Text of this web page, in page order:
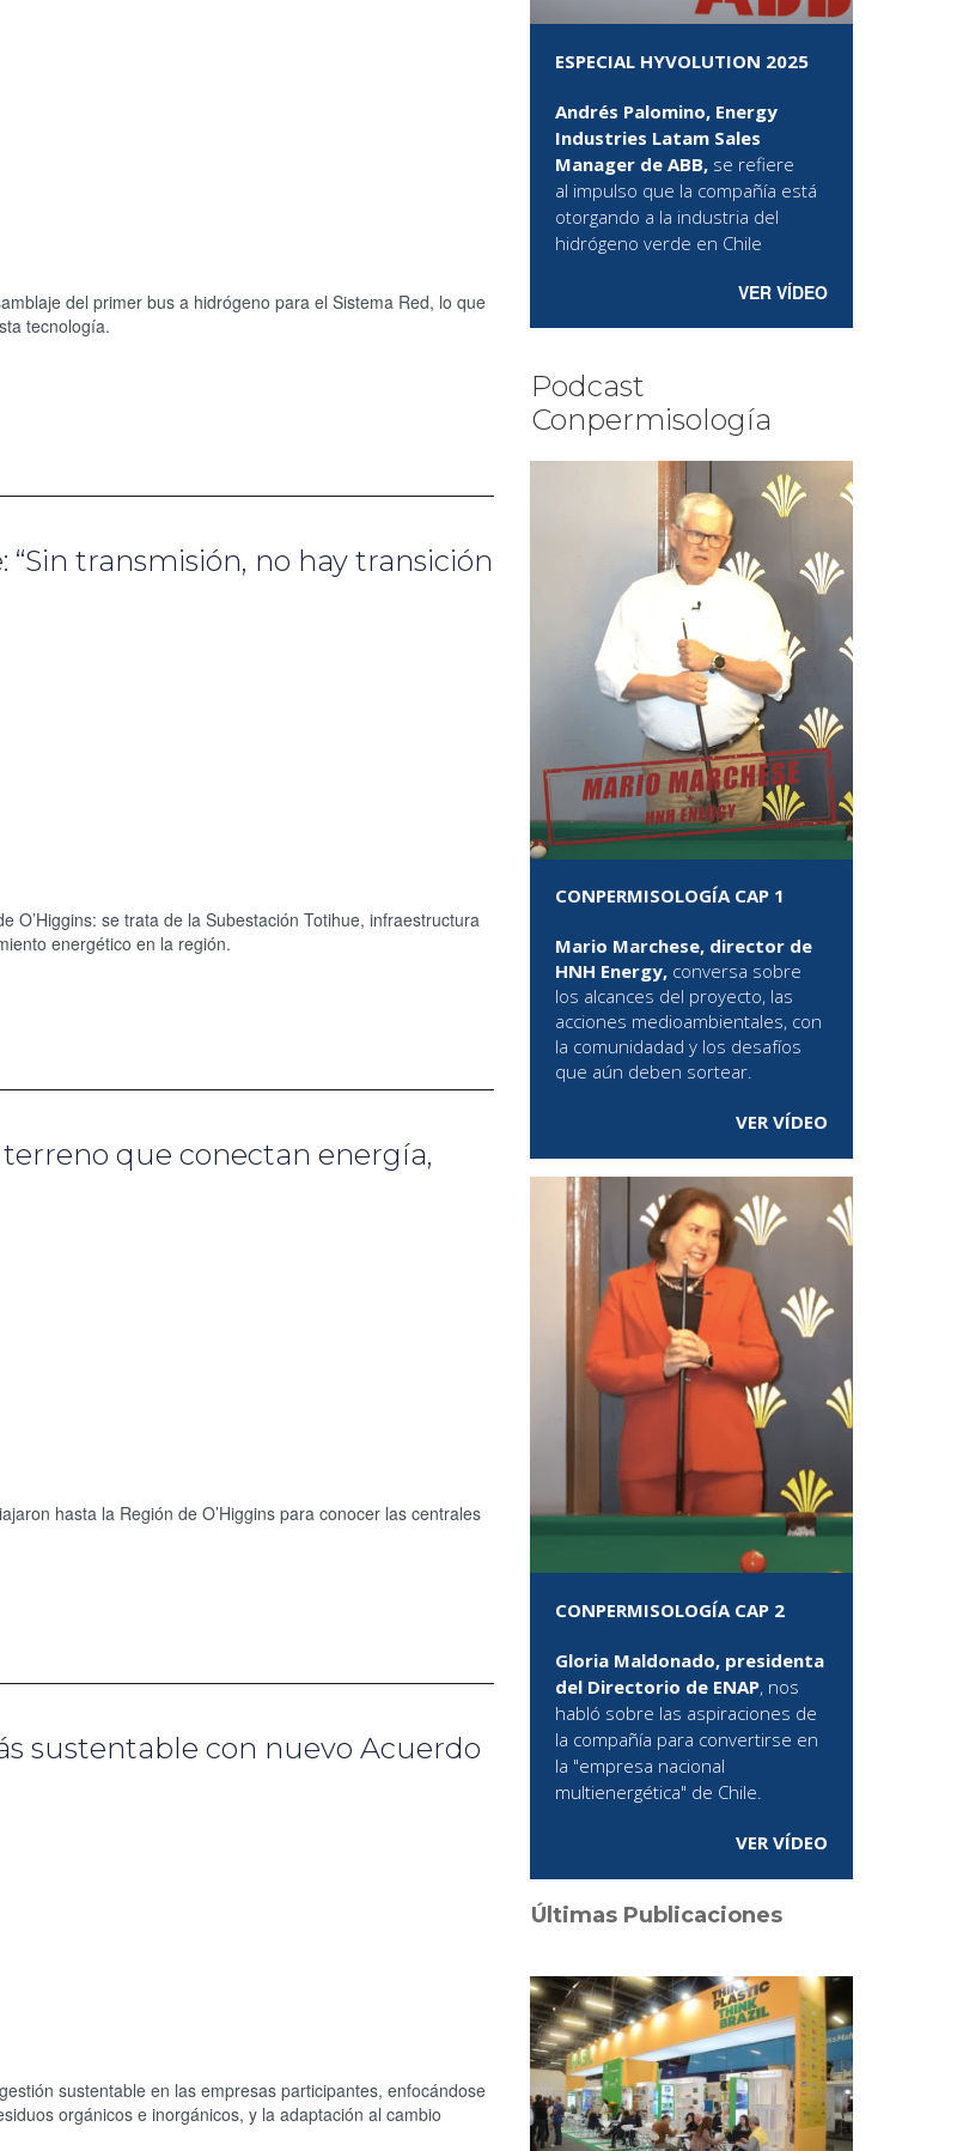
del primer bus a hidrógeno para el Sistema Red, lo que
tecnología.
“Sin transmisión, no hay transición
O’Higgins: se trata de la Subestación Totihue, infraestructura
energético en la región.
que conectan energía,
hasta la Región de O’Higgins para conocer las centrales
sustentable con nuevo Acuerdo
sustentable en las empresas participantes, enfocándose
orgánicos e inorgánicos, y la adaptación al cambio
ESPECIAL HYVOLUTION 2025
Andrés Palomino, Energy
Industries Latam Sales
Manager de ABB, se refiere
al impulso que la compañía está
otorgando a la industria del
hidrógeno verde en Chile
VER VÍDEO
Podcast
Conpermisología
CONPERMISOLOGÍA CAP 1
Mario Marchese, director de
HNH Energy, conversa sobre
los alcances del proyecto, las
acciones medioambientales, con
la comunidadad y los desafíos
que aún deben sortear.
VER VÍDEO
CONPERMISOLOGÍA CAP 2
Gloria Maldonado, presidenta
del Directorio de ENAP, nos
habló sobre las aspiraciones de
la compañía para convertirse en
la "empresa nacional
multienergética" de Chile.
VER VÍDEO
Últimas Publicaciones